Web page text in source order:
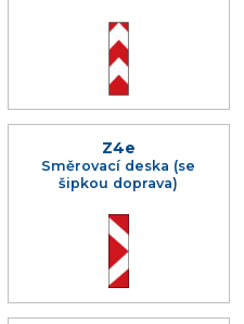
Z4e
Směrovací deska (se
šipkou doprava)